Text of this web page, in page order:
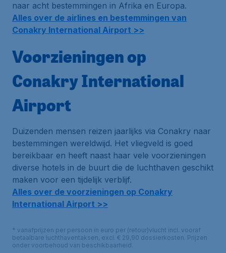
naar acht bestemmingen in Afrika en Europa.
Alles over de airlines en bestemmingen van
Conakry International Airport >>
Voorzieningen op
Conakry International
Airport
Duizenden mensen reizen jaarlijks via Conakry naar
bestemmingen wereldwijd. Het vliegveld is goed
bereikbaar en heeft naast haar vele voorzieningen
diverse hotels in de buurt die de luchthaven geschikt
maken voor een tijdelijk verblijf.
Alles over de voorzieningen op Conakry
International Airport >>
* vanafprijzen per persoon in euro per (retour)vlucht incl. vooraf
betaalbare luchthaventaksen, excl. € 29,90 dossierkosten. Prijzen
onder voorbehoud van beschikbaarheid.